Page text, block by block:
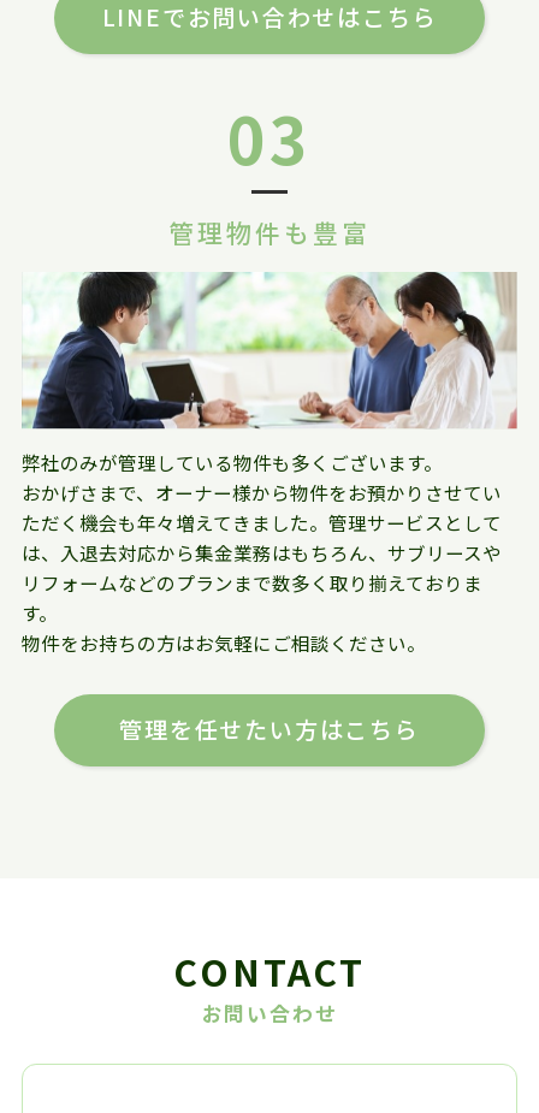
LINEでお問い合わせはこちら
03
管理物件も豊富
弊社のみが管理している物件も多くございます。
おかげさまで、オーナー様から物件をお預かりさせてい
ただく機会も年々増えてきました。管理サービスとして
は、入退去対応から集金業務はもちろん、サブリースや
リフォームなどのプランまで数多く取り揃えておりま
す。
物件をお持ちの方はお気軽にご相談ください。
管理を任せたい方はこちら
CONTACT
お問い合わせ